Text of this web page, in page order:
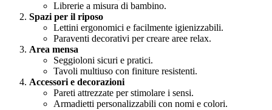
Librerie a misura di bambino.
Spazi per il riposo
Lettini ergonomici e facilmente igienizzabili.
Paraventi decorativi per creare aree relax.
Area mensa
Seggioloni sicuri e pratici.
Tavoli multiuso con finiture resistenti.
Accessori e decorazioni
Pareti attrezzate per stimolare i sensi.
Armadietti personalizzabili con nomi e colori.